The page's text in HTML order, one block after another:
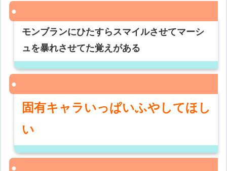
モンブランにひたすらスマイルさせてマーシ
ュを暴れさせてた覚えがある
固有キャラいっぱいふやしてほし
い